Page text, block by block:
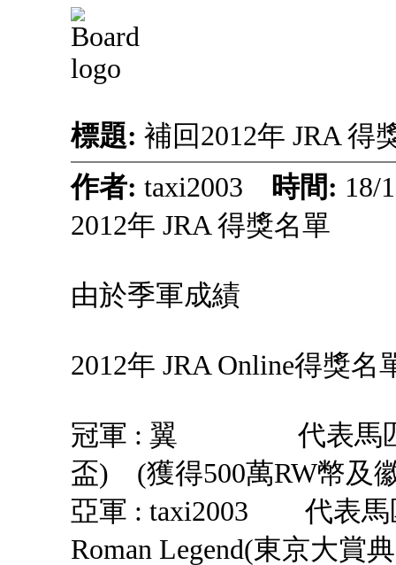
標題: 補回2012年 JRA 得
作者: taxi2003 時間: 18/
2012年 JRA 得獎名單
由於季軍成績
2012年 JRA Online得獎名
冠軍 : 翼 代表馬匹 :
盃) (獲得500萬RW幣及
亞軍 : taxi2003 代表馬
Roman Legend(東京大賞